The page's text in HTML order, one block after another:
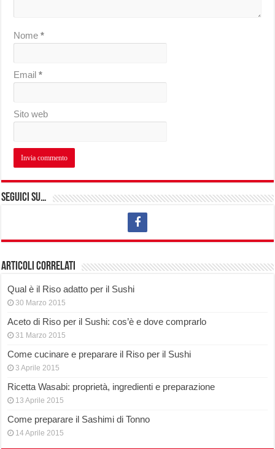
Nome*
Email*
Sito web
Seguici su…
Articoli correlati
Qual è il Riso adatto per il Sushi
30 Marzo 2015
Aceto di Riso per il Sushi: cos’è e dove comprarlo
31 Marzo 2015
Come cucinare e preparare il Riso per il Sushi
3 Aprile 2015
Ricetta Wasabi: proprietà, ingredienti e preparazione
13 Aprile 2015
Come preparare il Sashimi di Tonno
14 Aprile 2015